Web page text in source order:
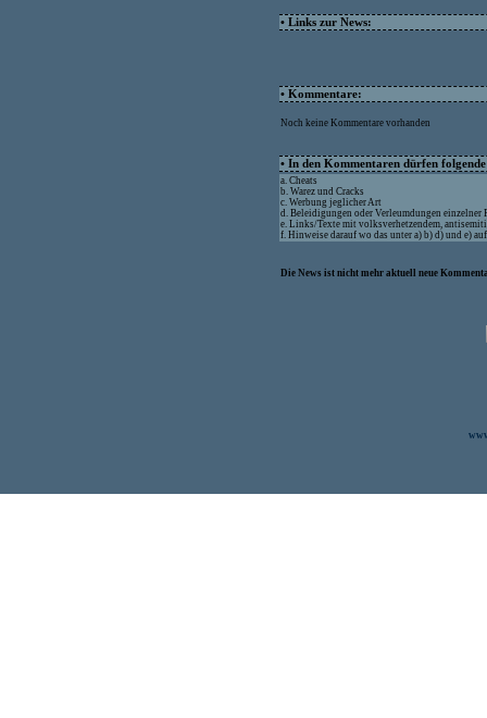
• Links zur News:
• Kommentare:
Noch keine Kommentare vorhanden
• In den Kommentaren dürfen
a. Cheats
b. Warez und Cracks
c. Werbung jeglicher Art
d. Beleidigungen oder Verleumdungen einzelner
e. Links/Texte mit volksverhetzendem,
f. Hinweise darauf wo das unter a) b) d) und e)
Die News ist nicht mehr aktuell neue